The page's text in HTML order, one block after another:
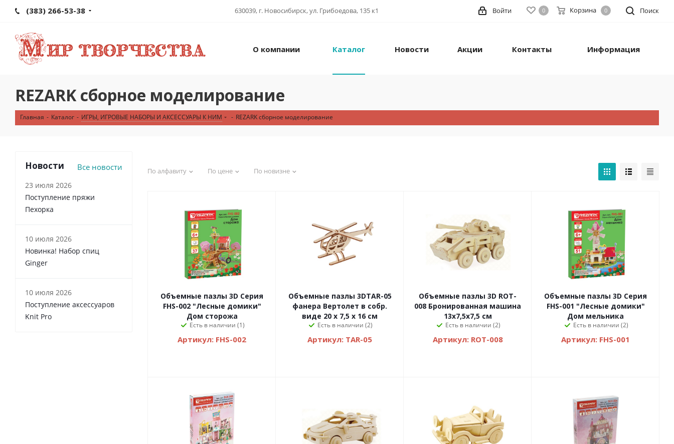
(383) 266-53-38 630039, г. Новосибирск, ул. Грибоедова, 135 к1 Поиск
0 Корзина 0
Войти
О компании Каталог Новости Акции Контакты Информация
REZARK сборное моделирование
Главная - Каталог - ИГРЫ, ИГРОВЫЕ НАБОРЫ И АКСЕССУАРЫ К НИМ - REZARK сборное моделирование
По алфавиту По цене По новизне
Объемные пазлы 3D Серия
FHS-002 "Лесные домики"
Дом сторожа
Есть в наличии (1)
Артикул: FHS-002
Объемные пазлы 3DTAR-05
фанера Вертолет в собр.
виде 20 х 7,5 х 16 см
Есть в наличии (2)
Артикул: TAR-05
Объемные пазлы 3D ROT-
008 Бронированная машина
13х7,5х7,5 см
Есть в наличии (2)
Артикул: ROT-008
Объемные пазлы 3D Серия
FHS-001 "Лесные домики"
Дом мельника
Есть в наличии (2)
Артикул: FHS-001
Новости Все новости
23 июля 2026
Поступление пряжи
Пехорка
10 июля 2026
Новинка! Набор спиц
Ginger
10 июля 2026
Поступление аксессуаров
Knit Pro